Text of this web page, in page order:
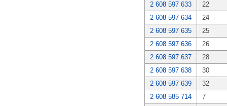
2 608 597 633
22
2 608 597 634
24
2 608 597 635
25
2 608 597 636
26
2 608 597 637
28
2 608 597 638
30
2 608 597 639
32
2 608 585 714
7